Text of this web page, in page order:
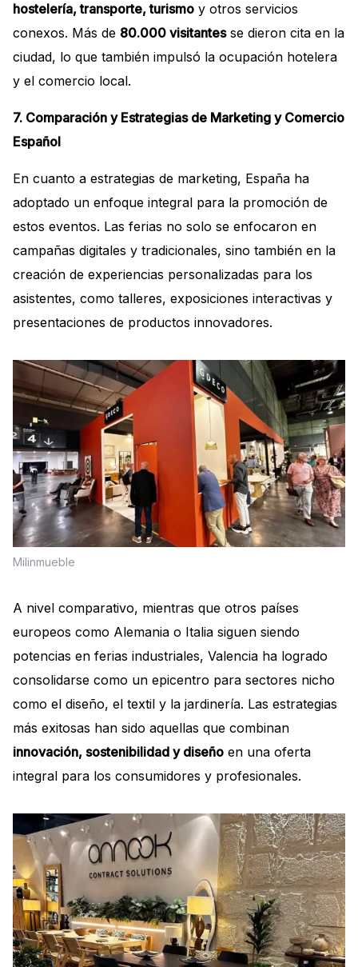
hostelería, transporte, turismo y otros servicios
conexos. Más de 80.000 visitantesse dieron cita en la
ciudad, lo que también impulsó la ocupación hotelera
y el comercio local.
7. Comparación y Estrategias de Marketing y Comercio
Español
En cuanto a estrategias de marketing, España ha
adoptado un enfoque integral para la promoción de
estos eventos. Las ferias no solo se enfocaron en
campañas digitales y tradicionales, sino también en la
creación de experiencias personalizadas para los
asistentes, como talleres, exposiciones interactivas y
presentaciones de productos innovadores.
Milinmueble
A nivel comparativo, mientras que otros países
europeos como Alemania o Italia siguen siendo
potencias en ferias industriales, Valencia ha logrado
consolidarse como un epicentro para sectores nicho
como el diseño, el textil y la jardinería. Las estrategias
más exitosas han sido aquellas que combinan
innovación, sostenibilidad y diseño en una oferta
integral para los consumidores y profesionales.